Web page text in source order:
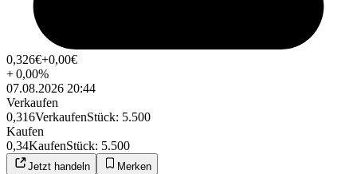
0,326€+0,00€
+0,00%
07.08.2026 20:44
Verkaufen
0,316VerkaufenStück: 5.500
Kaufen
0,34KaufenStück: 5.500
Jetzt handeln Merken